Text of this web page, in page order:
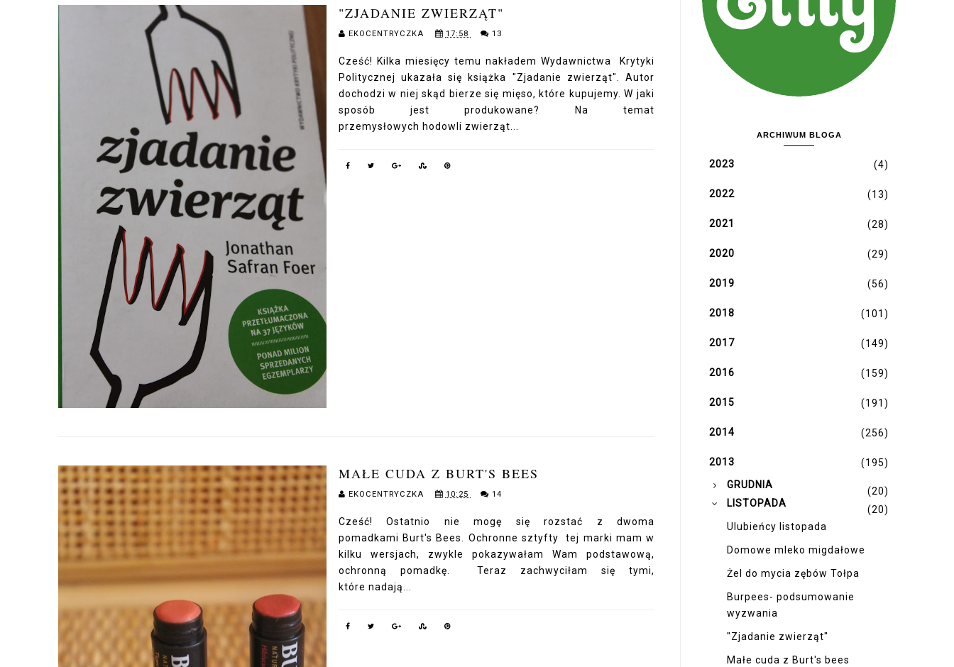
"ZJADANIE ZWIERZĄT"
EKOCENTRYCZKA 17:58 13
Cześć! Kilka miesięcy temu nakładem Wydawnictwa Krytyki
Politycznej ukazała się książka "Zjadanie zwierząt". Autor
dochodzi w niej skąd bierze się mięso, które kupujemy. W jaki
sposób jest produkowane? Na temat
przemysłowych hodowli zwierząt...
MAŁE CUDA Z BURT'S BEES
EKOCENTRYCZKA 10:25 14
Cześć! Ostatnio nie mogę się rozstać z dwoma
pomadkami Burt's Bees. Ochronne sztyfty tej marki mam w
kilku wersjach, zwykle pokazywałam Wam podstawową,
ochronną pomadkę. Teraz zachwyciłam się tymi,
które nadają...
ARCHIWUM BLOGA
2023 (4)
2022 (13)
2021 (28)
2020 (29)
2019 (56)
2018 (101)
2017 (149)
2016 (159)
2015 (191)
2014 (256)
2013
(195)
►
GRUDNIA
(20)
▼
LISTOPADA
(20)
Ulubieńcy listopada
Domowe mleko migdałowe
Żel do mycia zębów Tołpa
Burpees- podsumowanie
wyzwania
"Zjadanie zwierząt"
Małe cuda z Burt's bees